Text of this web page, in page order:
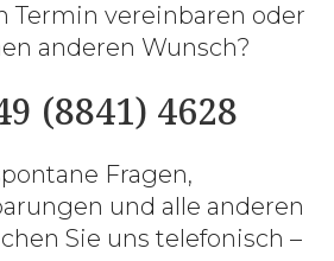
Termin vereinbaren oder
anderen Wunsch?
(8841) 4628
Fragen,
und alle anderen
Sie uns telefonisch –